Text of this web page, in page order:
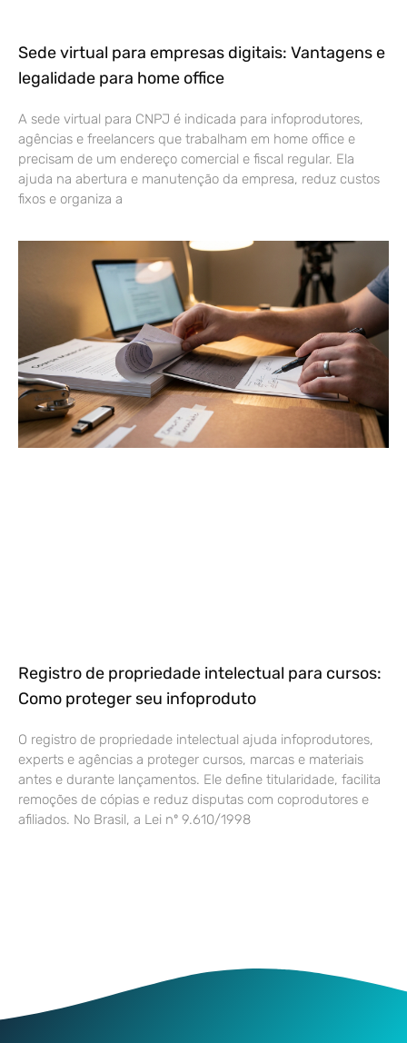
Sede virtual para empresas digitais: Vantagens e
legalidade para home office
A sede virtual para CNPJ é indicada para infoprodutores,
agências e freelancers que trabalham em home office e
precisam de um endereço comercial e fiscal regular. Ela
ajuda na abertura e manutenção da empresa, reduz custos
fixos e organiza a
Registro de propriedade intelectual para cursos:
Como proteger seu infoproduto
O registro de propriedade intelectual ajuda infoprodutores,
experts e agências a proteger cursos, marcas e materiais
antes e durante lançamentos. Ele define titularidade, facilita
remoções de cópias e reduz disputas com coprodutores e
afiliados. No Brasil, a Lei nº 9.610/1998